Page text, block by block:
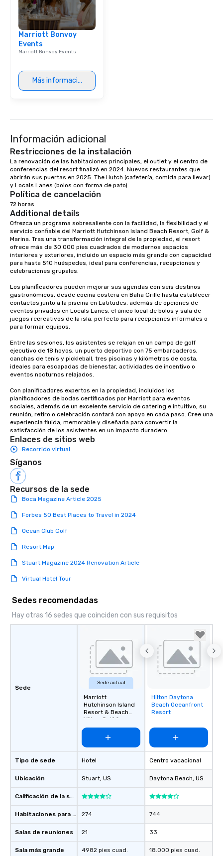
Marriott Bonvoy
Events
Marriott Bonvoy Events
Más información
Información adicional
Restricciones de la instalación
La renovación de las habitaciones principales, el outlet y el centro de
conferencias del resort finalizó en 2024. Nuevos restaurantes que
abrirán sus puertas en 2025: The Hutch (cafetería, comida para llevar)
y Locals Lanes (bolos con forma de pato)
Política de cancelación
72 horas
Additional details
Ofrezca un programa sobresaliente con la facilidad, la flexibilidad y el
servicio confiable del Marriott Hutchinson Island Beach Resort, Golf &
Marina. Tras una transformación integral de la propiedad, el resort
ofrece más de 30 000 pies cuadrados de modernos espacios
interiores y exteriores, incluido un espacio más grande con capacidad
para hasta 510 huéspedes, ideal para conferencias, recepciones y
celebraciones grupales.
Los planificadores pueden mejorar sus agendas con seis destinos
gastronómicos, desde cocina costera en Baha Grille hasta establecer
contactos junto a la piscina en Latitudes, además de opciones de
eventos privados en Locals Lanes, el único local de bolos y sala de
juegos recreativos de la isla, perfecto para recepciones informales o
para formar equipos.
Entre las sesiones, los asistentes se relajan en un campo de golf
ejecutivo de 18 hoyos, un puerto deportivo con 75 embarcaderos,
canchas de tenis y pickleball, tres piscinas y kilómetros de costa,
ideales para escapadas de bienestar, actividades de incentivo o
eventos nocturnos relajados.
Con planificadores expertos en la propiedad, incluidos los
planificadores de bodas certificados por Marriott para eventos
sociales, además de un excelente servicio de catering e intuitivo, su
reunión, retiro o celebración contará con apoyo en cada paso. Cree una
experiencia fluida, memorable y diseñada para convertir la
satisfacción de los asistentes en un impacto duradero.
Enlaces de sitios web
Recorrido virtual
Síganos
Recursos de la sede
Boca Magazine Article 2025
Forbes 50 Best Places to Travel in 2024
Ocean Club Golf
Resort Map
Stuart Magazine 2024 Renovation Article
Virtual Hotel Tour
Sedes recomendadas
Hay otras 16 sedes que coinciden con sus requisitos
Sede
Tipo de sede
Ubicación
Calificación de la sede
Habitaciones para huéspedes
Salas de reuniones
Sala más grande
Sede actual
Marriott
Hutchinson Island
Resort & Beach
Villas, Golf &
Marina
Hotel
Stuart, US
274
21
4982 pies cuad.
Removed from
favorites
Hilton Daytona
Beach Oceanfront
Resort
Centro vacacional
Daytona Beach, US
744
33
18.000 pies cuad.